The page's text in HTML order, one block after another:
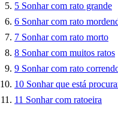
5 Sonhar com rato grande
6 Sonhar com rato
7 Sonhar com rato morto
8 Sonhar com muitos ratos
9 Sonhar com rato
10 Sonhar que está
11 Sonhar com ratoeira